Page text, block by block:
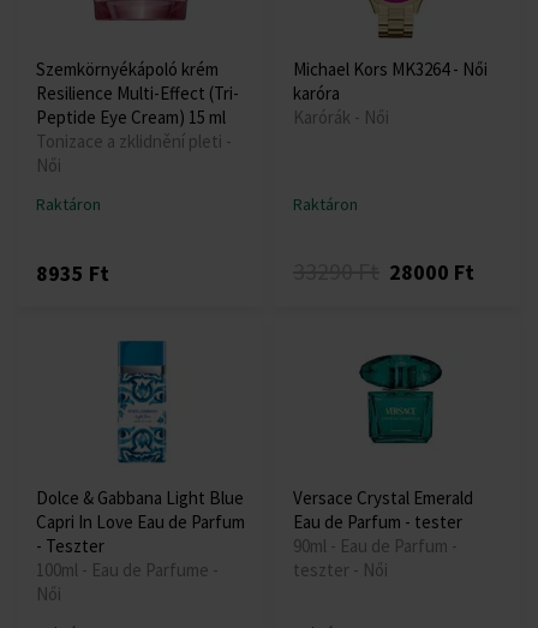
Szemkörnyékápoló krém
Resilience Multi-Effect (Tri-
Peptide Eye Cream) 15 ml
Tonizace a zklidnění pleti -
Női
Raktáron
8935 Ft
Michael Kors MK3264 - Női
karóra
Karórák - Női
Raktáron
28000 Ft
Dolce & Gabbana Light Blue
Capri In Love Eau de Parfum
- Teszter
100ml - Eau de Parfume -
Női
Versace Crystal Emerald
Eau de Parfum - tester
90ml - Eau de Parfum -
teszter - Női